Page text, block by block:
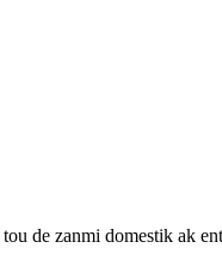
de zanmi domestik ak